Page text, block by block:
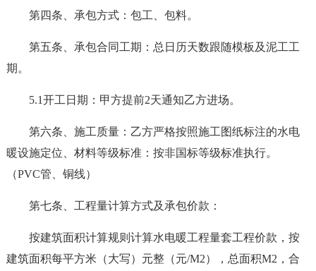
第四条、承包方式：包工、包料。
第五条、承包合同工期：总日历天数跟随模板及泥工工
期。
5.1开工日期：甲方提前2天通知乙方进场。
第六条、施工质量：乙方严格按照施工图纸标注的水电
暖设施定位、材料等级标准：按非国标等级标准执行。
（PVC管、铜线）
第七条、工程量计算方式及承包价款：
按建筑面积计算规则计算水电暖工程量套工程价款，按
建筑面积每平方米（大写）元整（元/M2），总面积M2，合